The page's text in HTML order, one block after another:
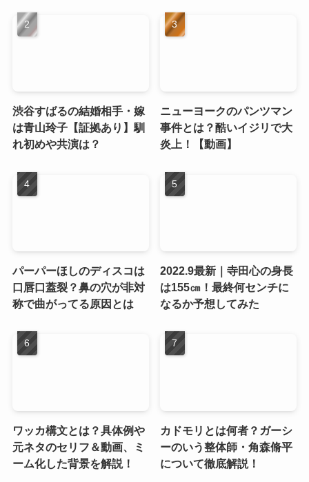
渋谷すばるの結婚相手・嫁
は青山玲子【証拠あり】馴
れ初めや共演は？
ニューヨークのパンツマン
事件とは？酷いイジリで大
炎上！【動画】
パーパーほしのディスコは
口唇口蓋裂？鼻の穴が非対
称で曲がってる原因とは
2022.9最新｜寺田心の身長
は155㎝！最終何センチに
なるか予想してみた
ワッカ構文とは？具体例や
元ネタのセリフ＆動画、ミ
ーム化した背景を解説！
カドモリとは何者？ガーシ
ーのいう整体師・角森脩平
について徹底解説！